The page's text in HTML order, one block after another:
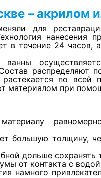
– акрилом
для
нанесения
в течение 24 часов,
распределяют
по всей
материалом при
большую толщину,
дольше сохранять
от контакта с
намного